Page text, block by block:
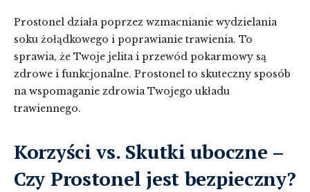
Prostonel działa poprzez wzmacnianie wydzielania
soku żołądkowego i poprawianie trawienia. To
sprawia, że Twoje jelita i przewód pokarmowy są
zdrowe i funkcjonalne. Prostonel to skuteczny sposób
na wspomaganie zdrowia Twojego układu
trawiennego.
Korzyści vs. Skutki uboczne –
Czy Prostonel jest bezpieczny?